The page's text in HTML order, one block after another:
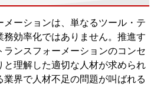
メーションは、単なるツール・テ
務効率化ではありません。推進す
ランスフォーメーションのコンセ
と理解した適切な人材が求められ
業界で人材不足の問題が叫ばれる